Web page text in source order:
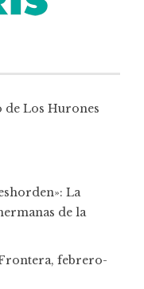
Los Hurones
La
de la
febrero-